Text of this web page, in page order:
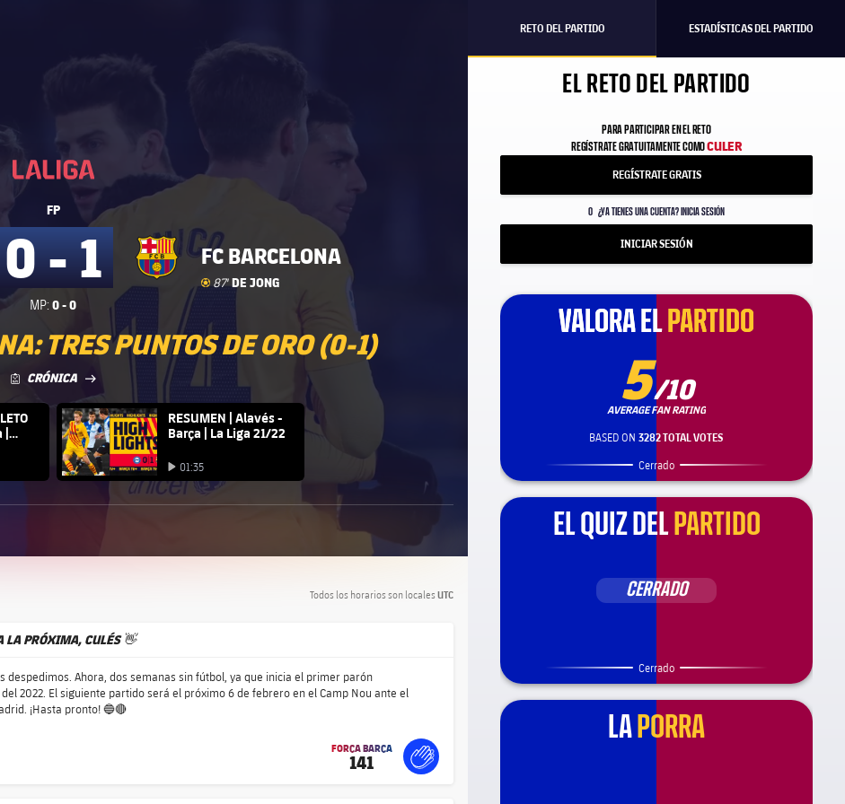
FP
0 - 1
MP:0 - 0
FC BARCELONA
Golgoal
87'DE JONG
TRES PUNTOS DE ORO (0-1)
CRÓNICA LABEL.ARIA.ARROWRIGHT
|
FC Barcelona club badge
Iniciar vídeo
RESUMEN | Alavés -
Barça | La Liga 21/22
Iniciar vídeo
01:35
Todos los horarios son localesUTC
LA PRÓXIMA, CULÉS 👋
despedimos. Ahora, dos semanas sin fútbol, ya que inicia el primer parón
2022. El siguiente partido será el próximo 6 de febrero en el Camp Nou ante el
¡Hasta pronto! 🔵🔴
FORÇA BARÇA
label.share.fire
141 Força Barça
label.share.hand
label.share.hand
RETO DEL PARTIDO ESTADÍSTICAS DEL PARTIDO
EL RETO DEL PARTIDO
PARA PARTICIPAR EN EL RETO
REGÍSTRATE GRATUITAMENTE COMOCULER
REGÍSTRATE GRATIS
O ¿YA TIENES UNA CUENTA? INICIA SESIÓN
INICIAR SESIÓN
VALORA EL PARTIDO
VALORA EL PARTIDO
5/10
AVERAGE FAN RATING
BASED ON3282 TOTAL VOTES
Cerrado
EL QUIZ DEL PARTIDO
CERRADO
Cerrado
LA PORRA